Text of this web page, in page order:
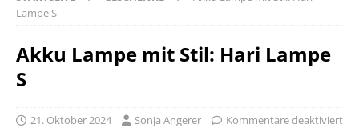
Lampe S
Akku Lampe mit Stil: Hari Lampe
S
21. Oktober 2024 Sonja Angerer Kommentare deaktiviert